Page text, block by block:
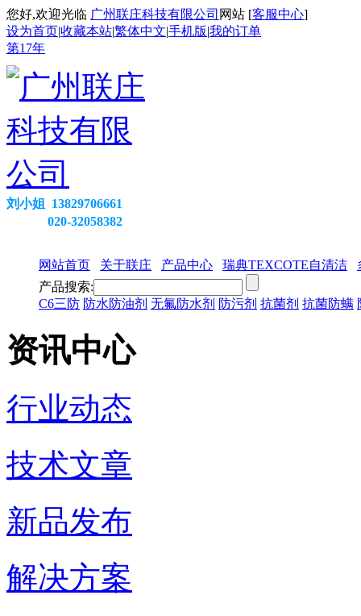
您好,欢迎光临 广州联庄科技有限公司 网站 [客服中心]
设为首页|收藏本站|繁体中文|手机版|我的订单
第17年
刘小姐 13829706661
020-32058382
网站首页 关于联庄 产品中心 瑞典TEXCOTE自清洁
产品搜索:
C6三防 防水防油剂 无氟防水剂 防污剂 抗菌剂 抗菌防螨
资讯中心
行业动态
技术文章
新品发布
解决方案